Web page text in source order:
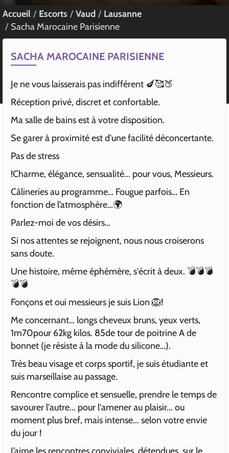
Accueil Escorts Vaud
Lausanne
Sacha Marocaine Parisienne
SACHA MAROCAINE PARISIENNE
Je ne vous laisserais pas indifférent 🍆🥰🍑
Réception privé, discret et confortable.
Ma salle de bains est à votre disposition.
Se garer à proximité est d'une facilité déconcertante.
Pas de stress
!Charme, élégance, sensualité... pour vous, Messieurs.
Câlineries au programme… Fougue parfois… En
fonction de l’atmosphère…🌍
Parlez-moi de vos désirs…
Si nos attentes se rejoignent, nous nous croiserons
sans doute.
Une histoire, même éphémère, s'écrit à deux. 💣💣💣
💣💣
Fonçons et oui messieurs je suis Lion 🦁!
Me concernant… longs cheveux bruns, yeux verts,
1m70pour 62kg kilos. 85de tour de poitrine A de
bonnet (je résiste à la mode du silicone…).
Très beau visage et corps sportif, je suis étudiante et
suis marseillaise au passage.
Rencontre complice et sensuelle, prendre le temps de
savourer l'autre... pour l'amener au plaisir... ou
moment plus bref, mais intense... selon votre envie
du jour !